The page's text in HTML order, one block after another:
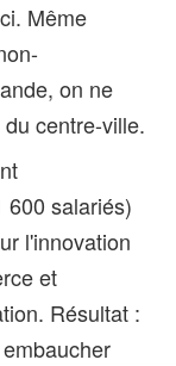
Même
on ne
centre-ville.
600 salariés)
l'innovation
et
Résultat :